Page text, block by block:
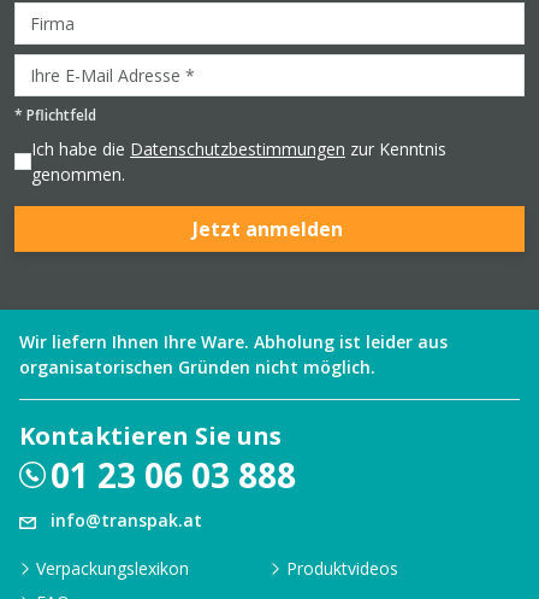
* Pflichtfeld
Ich habe die Datenschutzbestimmungen zur Kenntnis
genommen.
Jetzt anmelden
Wir liefern Ihnen Ihre Ware. Abholung ist leider aus
organisatorischen Gründen nicht möglich.
Kontaktieren Sie uns
01 23 06 03 888
info@transpak.at
Verpackungslexikon
Produktvideos